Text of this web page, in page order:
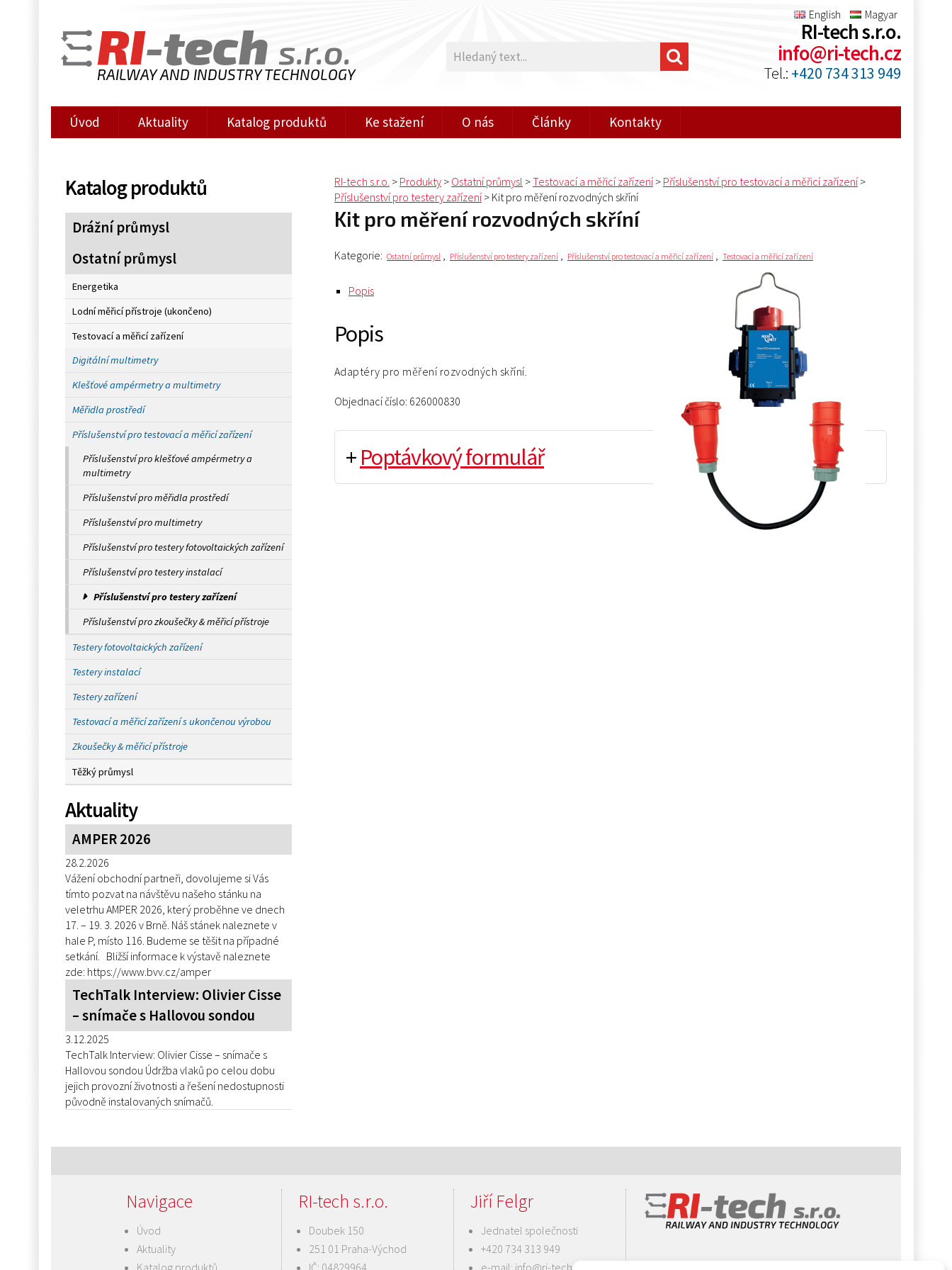
English Magyar
RI-tech s.r.o.
RAILWAY AND INDUSTRY TECHNOLOGY
RI-tech s.r.o.
info@ri-tech.cz
Tel.: +420 734 313 949
Úvod Aktuality Katalog produktů Ke stažení O nás Články Kontakty
Katalog produktů
Drážní průmysl
Ostatní průmysl
Energetika
Lodní měřicí přístroje (ukončeno)
Testovací a měřicí zařízení
Digitální multimetry
Klešťové ampérmetry a multimetry
Měřidla prostředí
Příslušenství pro testovací a měřicí zařízení
Příslušenství pro klešťové ampérmetry a
multimetry
Příslušenství pro měřidla prostředí
Příslušenství pro multimetry
Příslušenství pro testery fotovoltaických zařízení
Příslušenství pro testery instalací
Příslušenství pro testery zařízení
Příslušenství pro zkoušečky & měřicí přístroje
Testery fotovoltaických zařízení
Testery instalací
Testery zařízení
Testovací a měřicí zařízení s ukončenou výrobou
Zkoušečky & měřicí přístroje
Těžký průmysl
Aktuality
AMPER 2026
28.2.2026
Vážení obchodní partneři, dovolujeme si Vás
tímto pozvat na návštěvu našeho stánku na
veletrhu AMPER 2026, který proběhne ve dnech
17. – 19. 3. 2026 v Brně. Náš stánek naleznete v
hale P, místo 116. Budeme se těšit na případné
setkání. Bližší informace k výstavě naleznete
zde: https://www.bvv.cz/amper
TechTalk Interview: Olivier Cisse
– snímače s Hallovou sondou
3.12.2025
TechTalk Interview: Olivier Cisse – snímače s
Hallovou sondou Údržba vlaků po celou dobu
jejich provozní životnosti a řešení nedostupnosti
původně instalovaných snímačů.
RI-tech s.r.o. > Produkty > Ostatní průmysl >Testovací a měřicí zařízení > Příslušenství pro testovací a měřicí zařízení >
Příslušenství pro testery zařízení > Kit pro měření rozvodných skříní
Kit pro měření rozvodných skříní
Kategorie: Ostatní průmysl , Příslušenství pro testery zařízení , Příslušenství pro testovací a měřicí zařízení , Testovací a měřicí zařízení
Popis
Popis
Adaptéry pro měření rozvodných skříní.
Objednací číslo: 626000830
+ Poptávkový formulář
Navigace
Úvod
Aktuality
Katalog produktů
RI-tech s.r.o.
Doubek 150
251 01 Praha-Východ
IČ: 04829964
Jiří Felgr
Jednatel společnosti
+420 734 313 949
e-mail: info@ri-tech.cz